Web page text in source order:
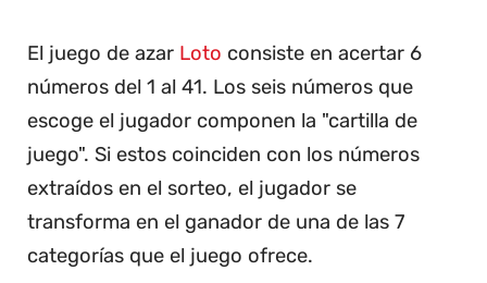
El juego de azar Loto consiste en acertar 6
números del 1 al 41. Los seis números que
escoge el jugador componen la "cartilla de
juego". Si estos coinciden con los números
extraídos en el sorteo, el jugador se
transforma en el ganador de una de las 7
categorías que el juego ofrece.